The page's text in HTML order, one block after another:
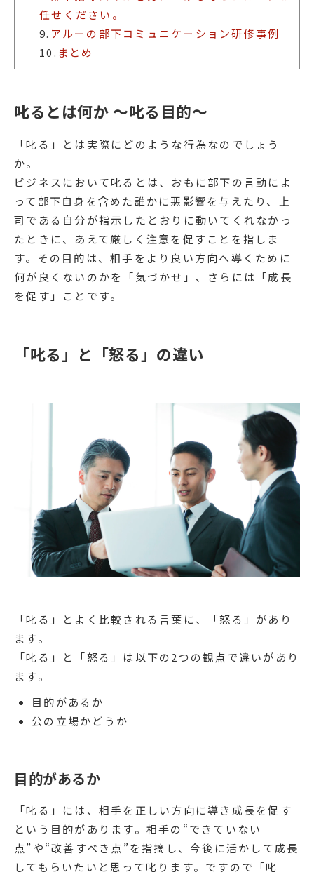
任せください。
9. アルーの部下コミュニケーション研修事例
10. まとめ
叱るとは何か ～叱る目的～
「叱る」とは実際にどのような行為なのでしょう
か。
ビジネスにおいて叱るとは、おもに部下の言動によ
って部下自身を含めた誰かに悪影響を与えたり、上
司である自分が指示したとおりに動いてくれなかっ
たときに、あえて厳しく注意を促すことを指しま
す。その目的は、相手をより良い方向へ導くために
何が良くないのかを「気づかせ」、さらには「成長
を促す」ことです。
「叱る」と「怒る」の違い
「叱る」とよく比較される言葉に、「怒る」があり
ます。
「叱る」と「怒る」は以下の2つの観点で違いがあり
ます。
目的があるか
公の立場かどうか
目的があるか
「叱る」には、相手を正しい方向に導き成長を促す
という目的があります。相手の“できていない
点”や“改善すべき点”を指摘し、今後に活かして成長
してもらいたいと思って叱ります。ですので「叱